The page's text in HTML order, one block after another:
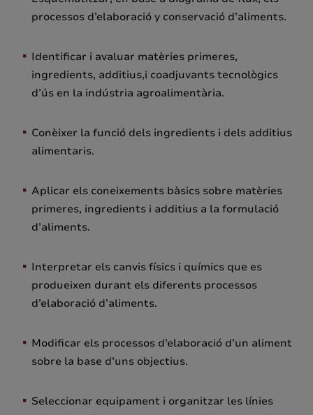
processos d’elaboració y conservació d’aliments.
Identificar i avaluar matèries primeres,
ingredients, additius,i coadjuvants tecnològics
d’ús en la indústria agroalimentària.
Conèixer la funció dels ingredients i dels additius
alimentaris.
Aplicar els coneixements bàsics sobre matèries
primeres, ingredients i additius a la formulació
d’aliments.
Interpretar els canvis físics i químics que es
produeixen durant els diferents processos
d’elaboració d’aliments.
Modificar els processos d’elaboració d’un aliment
sobre la base d’uns objectius.
Seleccionar equipament i organitzar les línies